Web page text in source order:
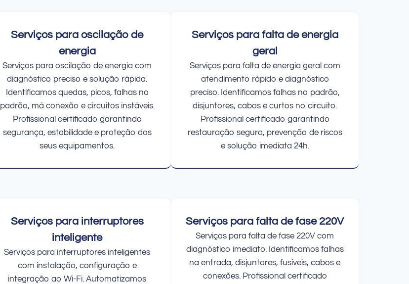
Serviços para oscilação de
energia
Serviços para oscilação de energia com
diagnóstico preciso e solução rápida.
Identificamos quedas, picos, falhas no
padrão, má conexão e circuitos instáveis.
Profissional certificado garantindo
segurança, estabilidade e proteção dos
seus equipamentos.
Serviços para falta de energia
geral
Serviços para falta de energia geral com
atendimento rápido e diagnóstico
preciso. Identificamos falhas no padrão,
disjuntores, cabos e curtos no circuito.
Profissional certificado garantindo
restauração segura, prevenção de riscos
e solução imediata 24h.
Serviços para interruptores
inteligente
Serviços para interruptores inteligentes
com instalação, configuração e
integração ao Wi-Fi. Automatizamos
Serviços para falta de fase 220V
Serviços para falta de fase 220V com
diagnóstico imediato. Identificamos falhas
na entrada, disjuntores, fusíveis, cabos e
conexões. Profissional certificado